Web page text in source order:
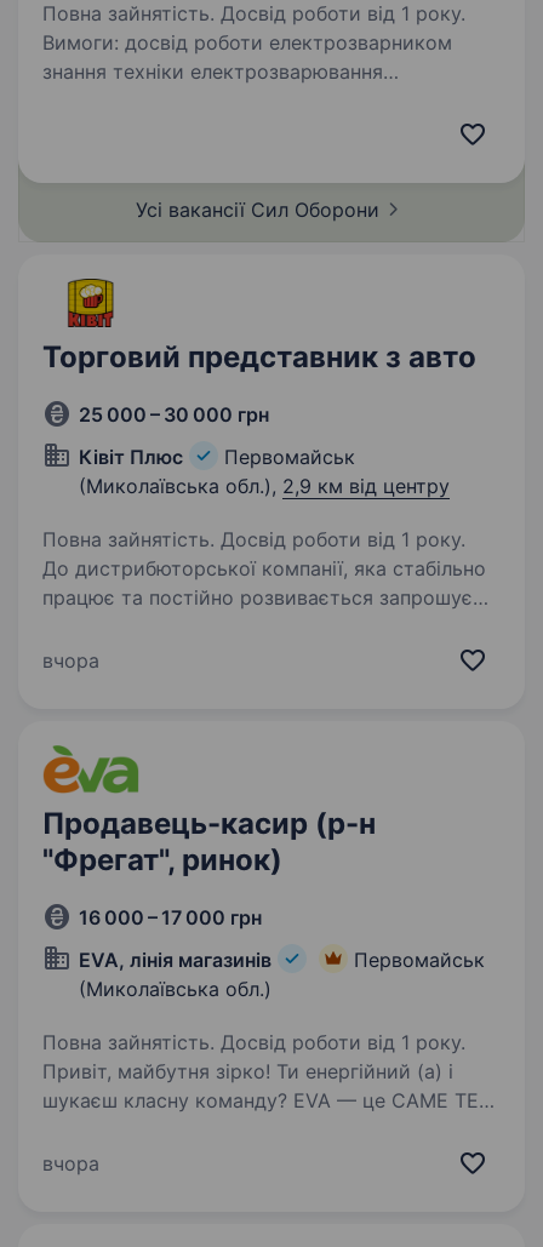
Повна зайнятість. Досвід роботи від 1 року.
Вимоги: досвід роботи електрозварником
знання техніки електрозварювання
вимог…
Усі вакансії Сил Оборони
Торговий представник з авто
25 000 – 30 000 грн
Ківіт Плюс
Первомайськ
(Миколаївська обл.), 2,9 км від центру
Повна зайнятість. Досвід роботи від 1 року.
До дистрибюторської компанії, яка стабільно
працює та постійно розвивається запрошуємо
з пн-пт з 08:00−17:00 Компенсація палива
вчора
Продавець-касир (р-н
"Фрегат", ринок)
16 000 – 17 000 грн
EVA, лінія магазинів
Первомайськ
(Миколаївська обл.)
Повна зайнятість. Досвід роботи від 1 року.
Привіт, майбутня зірко! Ти енергійний (а) і
шукаєш класну команду? EVA — це САМЕ ТЕ
#EVAfamily Приєднуйся і ти! Ми шукаємо
вчора